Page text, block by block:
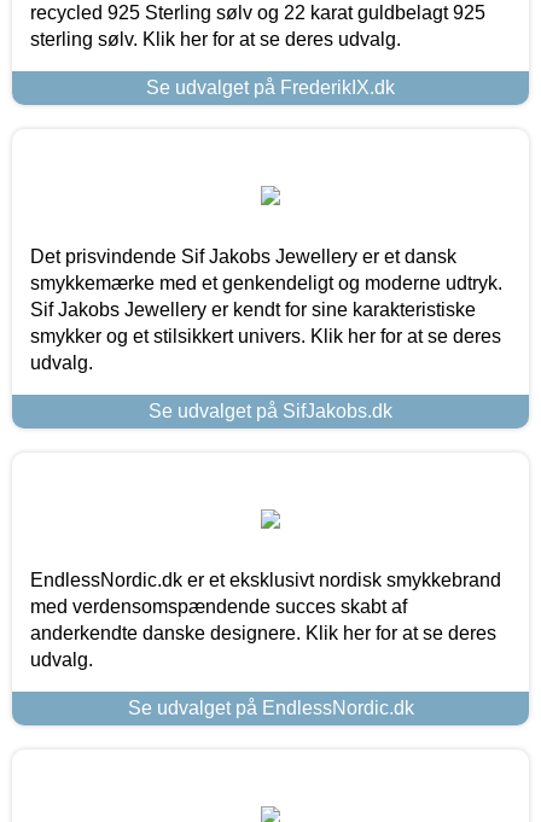
recycled 925 Sterling sølv og 22 karat guldbelagt 925
sterling sølv. Klik her for at se deres udvalg.
Se udvalget på FrederikIX.dk
Det prisvindende Sif Jakobs Jewellery er et dansk
smykkemærke med et genkendeligt og moderne udtryk.
Sif Jakobs Jewellery er kendt for sine karakteristiske
smykker og et stilsikkert univers. Klik her for at se deres
udvalg.
Se udvalget på SifJakobs.dk
EndlessNordic.dk er et eksklusivt nordisk smykkebrand
med verdensomspændende succes skabt af
anderkendte danske designere. Klik her for at se deres
udvalg.
Se udvalget på EndlessNordic.dk